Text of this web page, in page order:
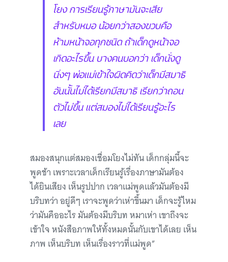
โยง การเรียนรู้ภาษามันจะเสีย
สำหรับหมอ น้อยกว่าสองขวบคือ
ห้ามหน้าจอทุกชนิด ถ้าเด็กดูหน้าจอ
เกิดอะไรขึ้น บางคนบอกว่า เด็กนั่งดู
นิ่งๆ พ่อแม่เข้าใจผิดคิดว่าเด็กมีสมาธิ
อันนั้นไม่ได้เรียกมีสมาธิ เรียกว่าถอน
ตัวไม่ขึ้น แต่สมองไม่ได้เรียนรู้อะไร
เลย
สมองสนุกแต่สมองเชื่อมโยงไม่ทัน เด็กกลุ่มนี้จะ
พูดช้า เพราะเวลาเด็กเรียนรู้เรื่องภาษามันต้อง
ได้ยินเสียง เห็นรูปปาก เวลาแม่พูดแล้วมันต้องมี
บริบทว่า อยู่ดีๆ เราจะพูดว่าเห่าขึ้นมา เด็กจะรู้ไหม
ว่ามันคืออะไร มันต้องมีบริบท หมาเห่า เขาถึงจะ
เข้าใจ หนังสือภาพให้ทั้งหมดนั้นกับเขาได้เลย เห็น
ภาพ เห็นบริบท เห็นเรื่องราวที่แม่พูด”